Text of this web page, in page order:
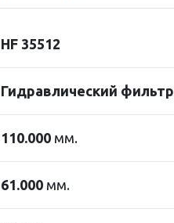
HF 35512
Гидравлический фильтр
110.000 мм.
61.000 мм.